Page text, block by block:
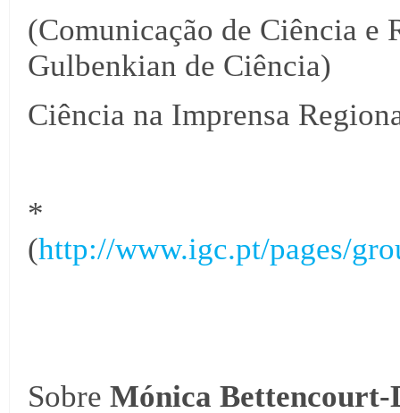
(Comunicação de Ciência e
Gulbenkian de Ciência)
Ciência na Imprensa
*
(http://www.igc.pt/pages/
Sobre Mónica Bettencourt-